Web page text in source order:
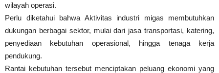
wilayah operasi.
Perlu diketahui bahwa Aktivitas industri migas membutuhkan
dukungan berbagai sektor, mulai dari jasa transportasi, katering,
penyediaan kebutuhan operasional, hingga tenaga kerja
pendukung.
Rantai kebutuhan tersebut menciptakan peluang ekonomi yang